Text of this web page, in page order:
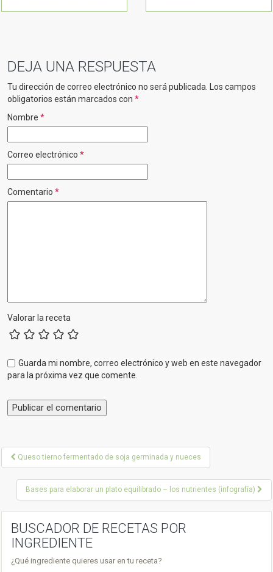
DEJA UNA RESPUESTA
Tu dirección de correo electrónico no será publicada.
Los campos
obligatorios están marcados con *
Nombre *
Correo electrónico *
Comentario *
Valorar la receta
Guarda mi nombre, correo electrónico y web en este navegador
para la próxima vez que comente.
P
t
Queso tierno fermentado de soja germinada y nueces
Bases para elaborar un plato equilibrado – los nutrientes (infografía)
BUSCADOR DE RECETAS POR
INGREDIENTE
¿Qué ingrediente quieres usar en tu receta?